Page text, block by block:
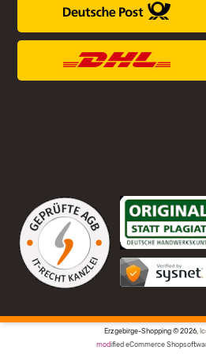
Erzgebirge-Shopping © 2026,
modified eCommerce